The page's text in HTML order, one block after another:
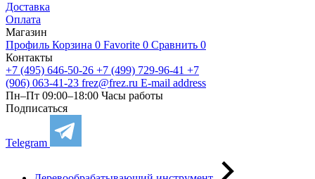
Доставка
Оплата
Магазин
Профиль Корзина 0 Favorite 0 Сравнить 0
Контакты
+7 (495) 646-50-26 +7 (499) 729-96-41 +7
(906) 063-41-23 frez@frez.ru E-mail address
Пн–Пт 09:00–18:00 Часы работы
Подписаться
Telegram